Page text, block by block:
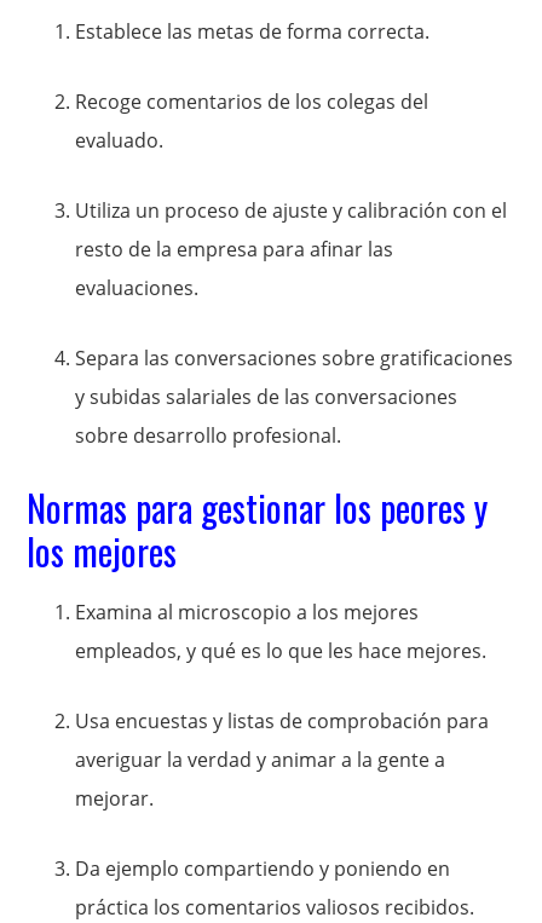
Establece las metas de forma correcta.
Recoge comentarios de los colegas del
evaluado.
Utiliza un proceso de ajuste y calibración con el
resto de la empresa para afinar las
evaluaciones.
Separa las conversaciones sobre gratificaciones
y subidas salariales de las conversaciones
sobre desarrollo profesional.
Normas para gestionar los peores y
los mejores
Examina al microscopio a los mejores
empleados, y qué es lo que les hace mejores.
Usa encuestas y listas de comprobación para
averiguar la verdad y animar a la gente a
mejorar.
Da ejemplo compartiendo y poniendo en
práctica los comentarios valiosos recibidos.